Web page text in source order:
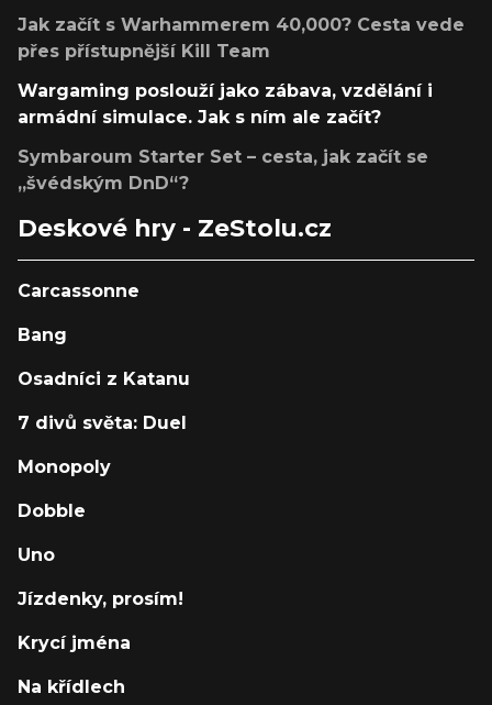
Jak začít s Warhammerem 40,000? Cesta vede
přes přístupnější Kill Team
Wargaming poslouží jako zábava, vzdělání i
armádní simulace. Jak s ním ale začít?
Symbaroum Starter Set – cesta, jak začít se
„švédským DnD“?
Deskové hry - ZeStolu.cz
Carcassonne
Bang
Osadníci z Katanu
7 divů světa: Duel
Monopoly
Dobble
Uno
Jízdenky, prosím!
Krycí jména
Na křídlech